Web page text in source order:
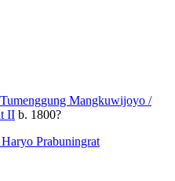
Mangkuwijoyo /
II b. 1800?
Prabuningrat